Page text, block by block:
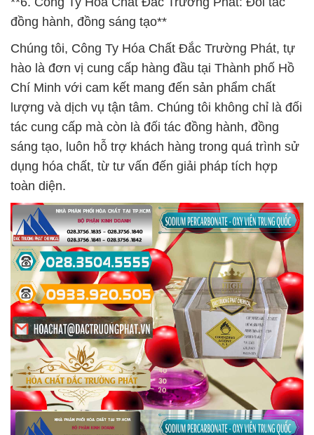
đồng hành, đồng sáng tạo**
Chúng tôi, Công Ty Hóa Chất Đắc Trường Phát, tự
hào là đơn vị cung cấp hàng đầu tại Thành phố Hồ
Chí Minh với cam kết mang đến sản phẩm chất
lượng và dịch vụ tận tâm. Chúng tôi không chỉ là đối
tác cung cấp mà còn là đối tác đồng hành, đồng
sáng tạo, luôn hỗ trợ khách hàng trong quá trình sử
dụng hóa chất, từ tư vấn đến giải pháp tích hợp
toàn diện.